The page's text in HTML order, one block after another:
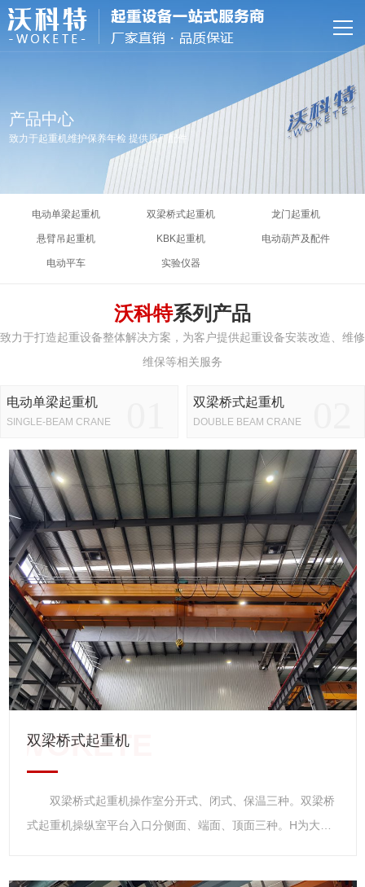
网站首页
特色服务
联系我们
产品中心
致力于起重机维护保养年检 提供原厂配件
电动单梁起重机 双梁桥式起重机 龙门起重机
悬臂吊起重机 KBK起重机 电动葫芦及配件
电动平车 实验仪器
沃科特系列产品
致力于打造起重设备整体解决方案，为客户提供起重设备安装改造、维修
维保等相关服务
电动单梁起重机
SINGLE-BEAM CRANE
双梁桥式起重机
DOUBLE BEAM CRANE
双梁桥式起重机
双梁桥式起重机操作室分开式、闭式、保温三种。双梁桥
式起重机操纵室平台入口分侧面、端面、顶面三种。H为大车